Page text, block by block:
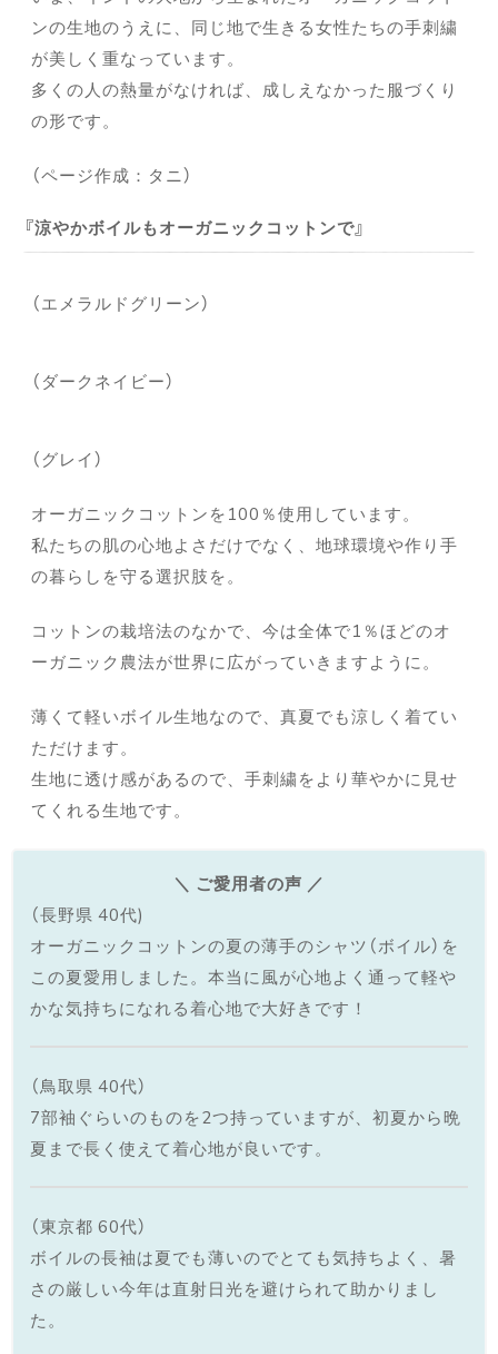
ンの生地のうえに、同じ地で生きる女性たちの手刺繍
が美しく重なっています。
多くの人の熱量がなければ、成しえなかった服づくり
の形です。
（ページ作成：タニ）
涼やかボイルもオーガニックコットンで
（エメラルドグリーン）
（ダークネイビー）
（グレイ）
オーガニックコットンを100％使用しています。
私たちの肌の心地よさだけでなく、地球環境や作り手
の暮らしを守る選択肢を。
コットンの栽培法のなかで、今は全体で1％ほどのオ
ーガニック農法が世界に広がっていきますように。
薄くて軽いボイル生地なので、真夏でも涼しく着てい
ただけます。
生地に透け感があるので、手刺繍をより華やかに見せ
てくれる生地です。
＼ ご愛用者の声 ／
（長野県 40代)
オーガニックコットンの夏の薄手のシャツ（ボイル）を
この夏愛用しました。本当に風が心地よく通って軽や
かな気持ちになれる着心地で大好きです！
（鳥取県 40代）
7部袖ぐらいのものを2つ持っていますが、初夏から晩
夏まで長く使えて着心地が良いです。
（東京都 60代）
ボイルの長袖は夏でも薄いのでとても気持ちよく、暑
さの厳しい今年は直射日光を避けられて助かりまし
た。